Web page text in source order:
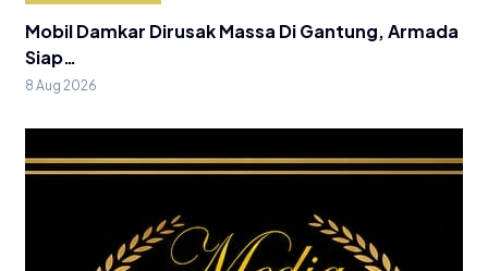
Mobil Damkar Dirusak Massa Di Gantung, Armada
Siap…
8 Aug 2026